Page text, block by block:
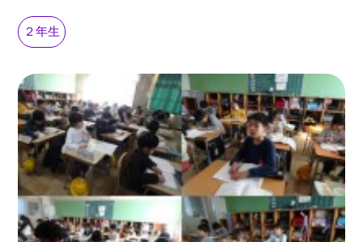
２年生